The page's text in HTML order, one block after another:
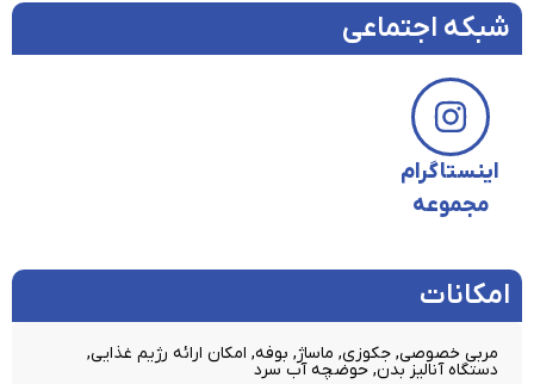
شبکه اجتماعی
اینستاگرام
مجموعه
امکانات​
مربی خصوصی, جکوزی, ماساژ, بوفه, امکان ارائه رژیم غذایی,
دستگاه آنالیز بدن, حوضچه آب سرد